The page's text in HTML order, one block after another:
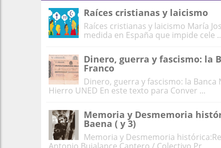
Raíces cristianas y laicismo
Raíces cristianas y laicismo María
medida en España que impide cele
Dinero, guerra y fascismo: la
Franco
Dinero, guerra y fascismo: la Banca
Hierro UNED En este texto para Conver ...
Memoria y Desmemoria
Baena ( y 3)
Memoria y Desmemoria